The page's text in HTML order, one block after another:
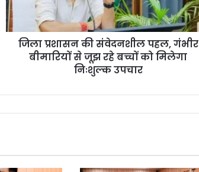
जिला प्रशासन की संवेदनशील पहल, गंभीर
बीमारियों से जूझ रहे बच्चों को मिलेगा
निःशुल्क उपचार